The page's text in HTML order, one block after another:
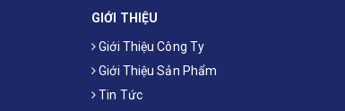
GIỚI THIỆU
Giới Thiệu Công Ty
Giới Thiệu Sản Phẩm
Tin Tức